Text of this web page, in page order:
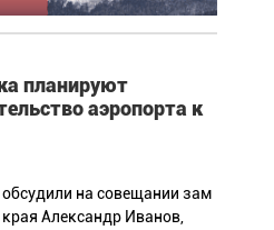
планируют
аэропорта к
обсудили на совещании зам
Александр Иванов,